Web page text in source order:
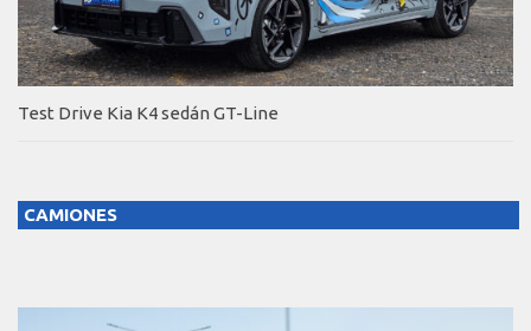
Test Drive Kia K4 sedán GT-Line
CAMIONES